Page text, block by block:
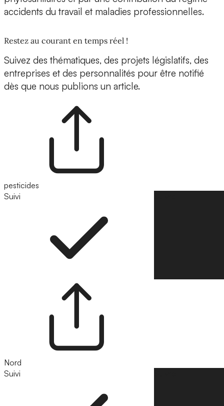
accidents du travail et maladies professionnelles.
Restez au courant en temps réel !
Suivez des thématiques, des projets législatifs, des
entreprises et des personnalités pour être notifié
dès que nous publions un article.
pesticides
Suivi
Nord
Suivi